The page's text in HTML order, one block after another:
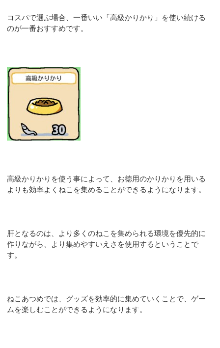
コスパで選ぶ場合、一番いい「高級かりかり」を使い続ける
のが一番おすすめです。
高級かりかりを使う事によって、お徳用のかりかりを用いる
よりも効率よくねこを集めることができるようになります。
肝となるのは、より多くのねこを集められる環境を優先的に
作りながら、より集めやすいえさを使用するということで
す。
ねこあつめでは、グッズを効率的に集めていくことで、ゲー
ムを楽しむことができるようになります。